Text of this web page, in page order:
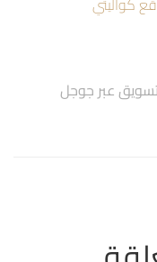
عبر جوجل